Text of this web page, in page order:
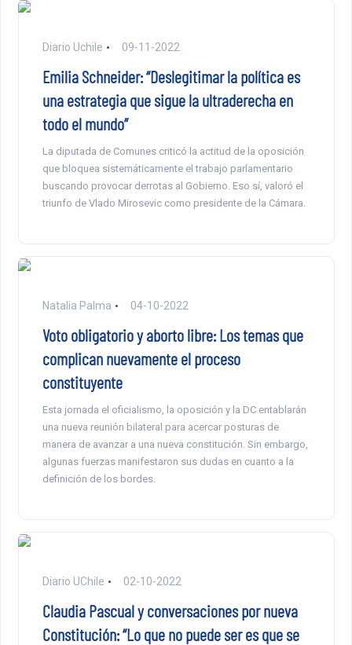
Diario Uchile 09-11-2022
Emilia Schneider: “Deslegitimar la política es
una estrategia que sigue la ultraderecha en
todo el mundo”
La diputada de Comunes criticó la actitud de la oposición
que bloquea sistemáticamente el trabajo parlamentario
buscando provocar derrotas al Gobierno. Eso sí, valoró el
triunfo de Vlado Mirosevic como presidente de la Cámara.
Natalia Palma 04-10-2022
Voto obligatorio y aborto libre: Los temas que
complican nuevamente el proceso
constituyente
Esta jornada el oficialismo, la oposición y la DC entablarán
una nueva reunión bilateral para acercar posturas de
manera de avanzar a una nueva constitución. Sin embargo,
algunas fuerzas manifestaron sus dudas en cuanto a la
definición de los bordes.
Diario UChile 02-10-2022
Claudia Pascual y conversaciones por nueva
Constitución: “Lo que no puede ser es que se